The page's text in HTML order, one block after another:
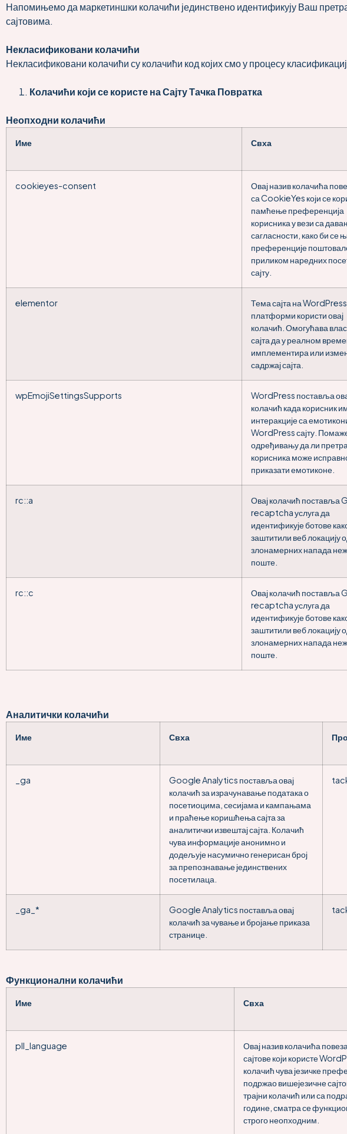
Напомињемо да маркетиншки колачићи јединствено идентификују Ваш
сајтовима.
Некласификовани колачићи
Некласификовани колачићи су колачићи код којих смо у процесу
Колачићи који се користе на Сајту Тачка Повратка
Неопходни колачићи
Име Свха
cookieyes-consent
Овај назив колачића
са CookieYes који се
памћење преференција
корисника у вези са
сагласности, како би се
преференције
приликом наредних
сајту.
elementor
Тема сајта на WordPress
платформи користи овај
колачић. Омогућава
сајта да у реалном
имплементира или
садржај сајта.
wpEmojiSettingsSupports
WordPress поставља
колачић када корисник
интеракције са
WordPress сајту.
одређивању да ли
корисника може
приказати емотиконе.
rc::a
Овај колачић поставља
recaptcha услуга да
идентификује ботове
заштитили веб локацију
злонамерних напада
поште.
rc::c
Овај колачић поставља
recaptcha услуга да
идентификује ботове
заштитили веб локацију
злонамерних напада
поште.
Аналитички колачићи
Име Свха
_ga
Google Analytics поставља овај
колачић за израчунавање података о
посетиоцима, сесијама и кампањама
и праћење коришћења сајта за
аналитички извештај сајта. Колачић
чува информације анонимно и
додељује насумично генерисан број
за препознавање јединствених
посетилаца.
_ga_*
Google Analytics поставља овај
колачић за чување и бројање приказа
странице.
Функционални колачићи
Име Свха
pll_language
Овај назив колачића
сајтове који користе
колачић чува језичке
подржао вишејезичне
трајни колачић или са
године, сматра се
строго неопходним.